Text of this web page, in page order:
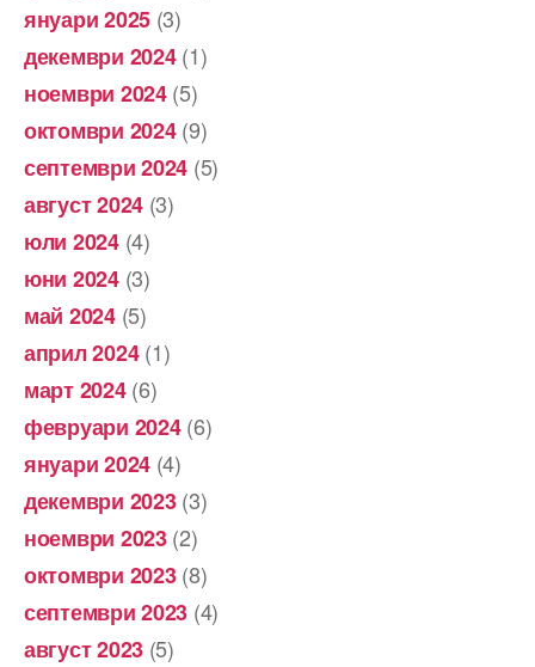
януари 2025 (3)
декември 2024(1)
ноември 2024(5)
октомври 2024(9)
септември 2024 (5)
август 2024 (3)
юли 2024(4)
юни 2024(3)
май 2024(5)
април 2024(1)
март 2024(6)
февруари 2024(6)
януари 2024 (4)
декември 2023(3)
ноември 2023(2)
октомври 2023(8)
септември 2023 (4)
август 2023 (5)